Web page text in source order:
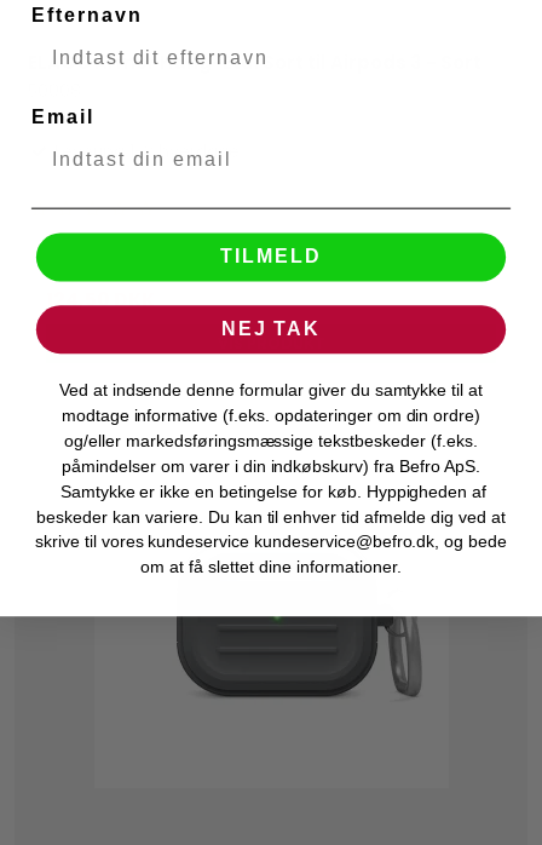
ELAGO Armor Hang-Etui Sort til Airpods 3 - Sort
Levering 1-2 hverdage
124,50 DKK
Efternavn
Email
TILMELD
NEJ TAK
Ved at indsende denne formular giver du samtykke til at
modtage informative (f.eks. opdateringer om din ordre)
og/eller markedsføringsmæssige tekstbeskeder (f.eks.
påmindelser om varer i din indkøbskurv) fra Befro ApS.
Samtykke er ikke en betingelse for køb. Hyppigheden af
beskeder kan variere. Du kan til enhver tid afmelde dig ved at
skrive til vores kundeservice kundeservice@befro.dk, og bede
om at få slettet dine informationer.